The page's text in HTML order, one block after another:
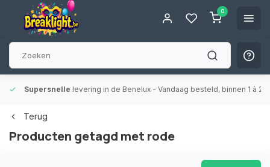
0
Supersnelle levering in de Benelux - Vandaag besteld, binnen 1 à 2
Terug
Producten getagd met rode